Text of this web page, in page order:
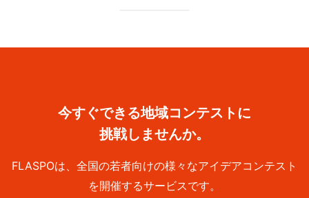
今すぐできる地域コンテストに
挑戦しませんか。
FLASPOは、全国の若者向けの様々なアイデアコンテスト
を開催するサービスです。